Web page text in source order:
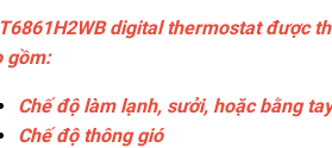
digital thermostat được
gồm:
Chế độ làm lạnh, sưởi, hoặc bằng
Chế độ thông gió